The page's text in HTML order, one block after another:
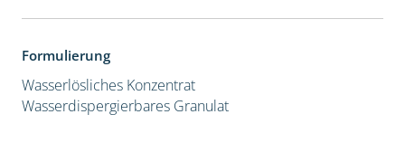
Formulierung
Wasserlösliches Konzentrat
Wasserdispergierbares Granulat